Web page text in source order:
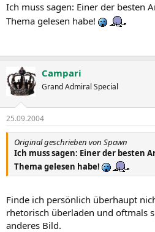
Ich muss sagen: Einer der besten
Thema gelesen habe!
Campari
Grand Admiral Special
25.09.2004
Original geschrieben von Spawn
Ich muss sagen: Einer der besten
Thema gelesen habe!
Finde ich persönlich überhaupt
rhetorisch überladen und oftmals
anderes Bild.